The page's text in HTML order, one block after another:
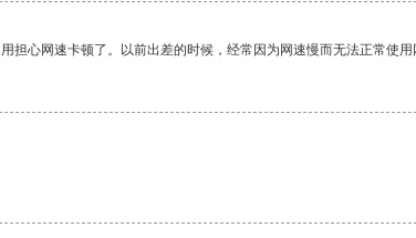
心网速卡顿了。以前出差的时候，经常因为网速慢而无法正常使